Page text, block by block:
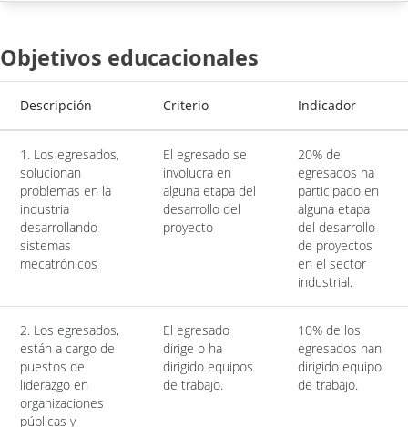
Objetivos educacionales
Descripción Criterio Indicador
1. Los egresados,
solucionan
problemas en la
industria
desarrollando
sistemas
mecatrónicos
El egresado se
involucra en
alguna etapa del
desarrollo del
proyecto
20% de
egresados ha
participado en
alguna etapa
del desarrollo
de proyectos
en el sector
industrial.
2. Los egresados,
están a cargo de
puestos de
liderazgo en
organizaciones
públicas y
El egresado
dirige o ha
dirigido equipos
de trabajo.
10% de los
egresados han
dirigido equipo
de trabajo.